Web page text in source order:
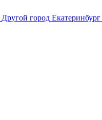
Другой город Екатеринбург